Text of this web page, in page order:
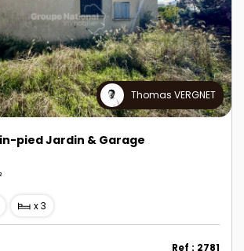
Thomas VERGNET
pied Jardin & Garage
x 3
Ref : 2781